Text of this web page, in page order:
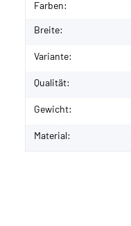
Farben:
Breite:
Variante:
Qualität:
Gewicht:
Material: